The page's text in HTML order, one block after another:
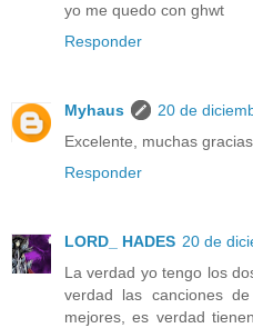
yo me quedo con ghwt
Responder
Myhaus
20 de
Excelente, muchas
Responder
LORD_ HADES 20 de
La verdad yo tengo los
verdad las canciones
mejores, es verdad